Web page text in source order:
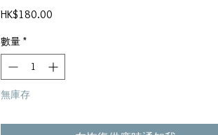
HK$180.00
數量 *
無庫存